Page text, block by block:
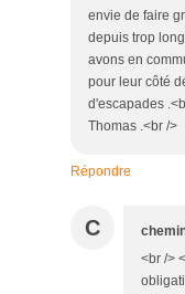
envie de faire
depuis trop
avons en
pour leur côté
d'escapades
Thomas .<br />
Répondre
C
<br />